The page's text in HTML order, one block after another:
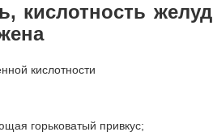
кислотность
кислотности
горьковатый привкус;